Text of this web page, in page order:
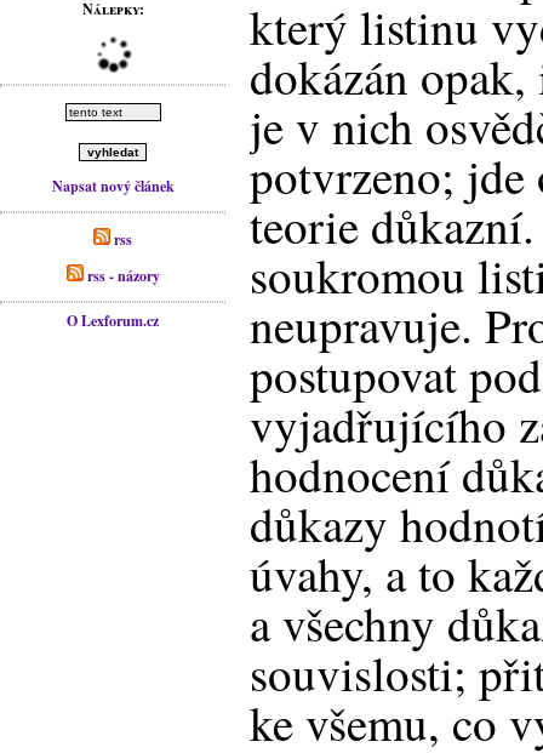
Nálepky:
Napsat nový článek
rss
rss - názory
O Lexforum.cz
který listinu
dokázán
je v nich
potvrzeno;
teorie
soukromou
neupravuje.
postupovat
vyjadřujícího
hodnocení
důkazy
úvahy, a to
a všechny
souvislosti;
ke všemu, co